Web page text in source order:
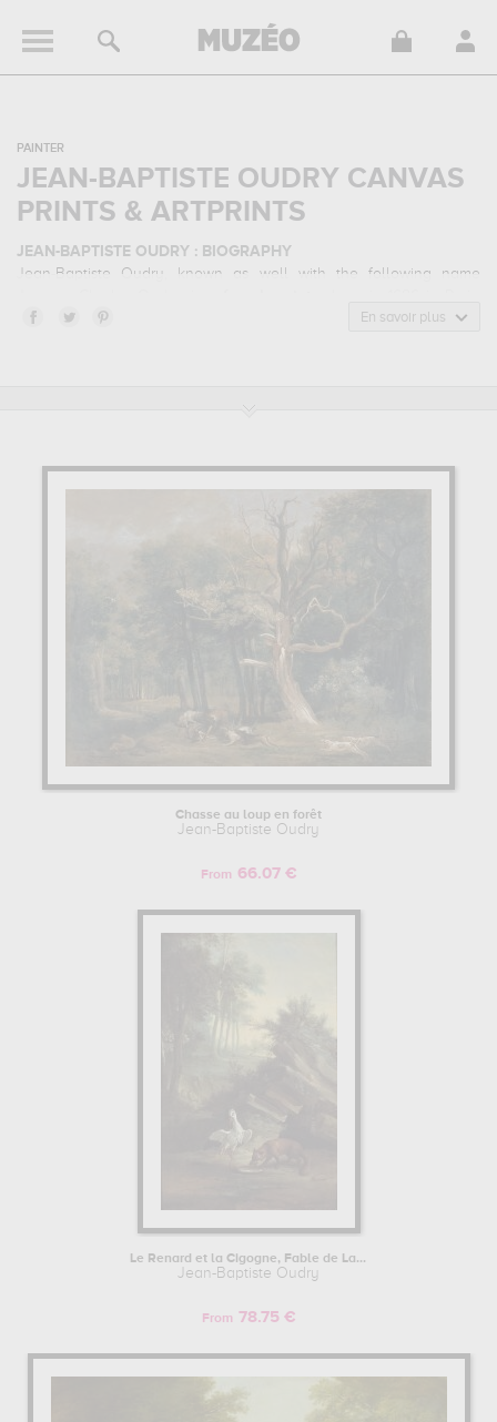
PAINTER
JEAN-BAPTISTE OUDRY CANVAS
PRINTS & ARTPRINTS
JEAN-BAPTISTE OUDRY : BIOGRAPHY
Jean-Baptiste Oudry, known as well with the following name
France and who died in 1755 in Beauvais, France. Jean-Baptiste
JEAN-BAPTISTE OUDRY : HIS MAIN ARTWORKS
morte au violon, devant de cheminée...which are numerous
france, prado, madrid, spain, château de fontainebleau,
. Muzéo offers high quality canvas prints &
artprints of the main artworks made by Jean-Baptiste Oudry to
JEAN-BAPTISTE OUDRY : HIS LIFE AS AN ARTIST
Jean-Baptiste Oudry began his artist training in Académie de Saint-
and study with Nicolas de Largillière. Among his students and
apprentices, we noted that he taught Henri Horace Roland
Learn more about the life and the works of Jean-Baptiste Oudry
En savoir plus
Chasse au loup en forêt
Jean-Baptiste Oudry
From 66.07 €
Le Renard et la Cigogne, Fable de La...
Jean-Baptiste Oudry
From 78.75 €